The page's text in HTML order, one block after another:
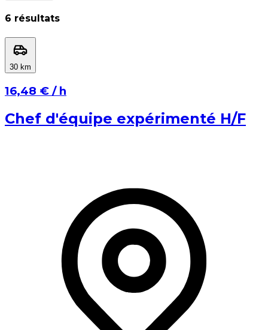
⁨6⁩ résultats
⁨30⁩ km
Appliquer Annuler
⁨16,48 €⁩ / h
Chef d'équipe expérimenté H/F